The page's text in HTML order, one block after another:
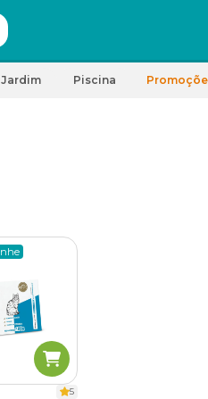
Jardim Piscina
5